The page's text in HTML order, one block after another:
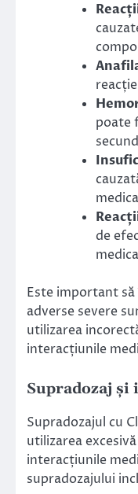
poate
de
Este important
adverse severe
utilizarea
interacțiunile
Supradozaj și
Supradozajul cu
utilizarea
interacțiunile
supradozajului